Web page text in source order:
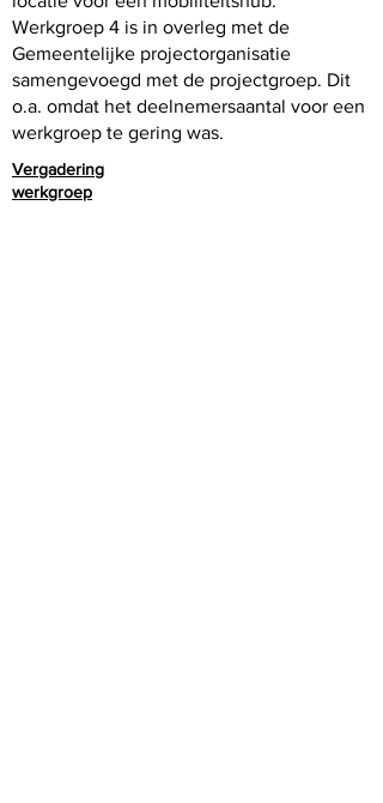
Werkgroep 4 is in overleg met de
Gemeentelijke projectorganisatie
samengevoegd met de projectgroep. Dit
o.a. omdat het deelnemersaantal voor een
werkgroep te gering was.
Vergadering
werkgroep